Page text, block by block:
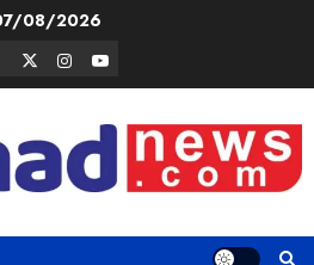
08/2026
TwitterInstagram
Youtube